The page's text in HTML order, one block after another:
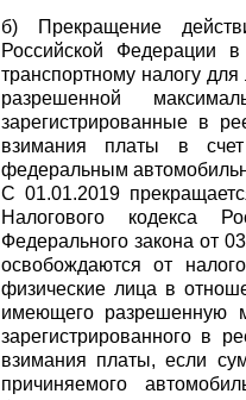
б) Прекращение
Российской Федерации
транспортному налогу
разрешенной
зарегистрированные в
взимания платы в
федеральным
С 01.01.2019
Налогового кодекса
Федерального закона от
освобождаются от
физические лица в
имеющего разрешенную
зарегистрированного в
взимания платы, если
причиняемого